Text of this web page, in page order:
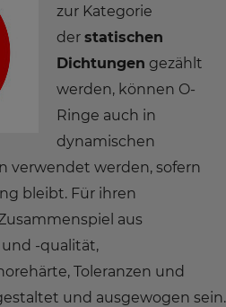
zur Kategorie
der statischen
Dichtungen gezählt
werden, können O-
Ringe auch in
dynamischen
verwendet werden, sofern
bleibt. Für ihren
aus
-qualität,
Toleranzen und
und ausgewogen sein.